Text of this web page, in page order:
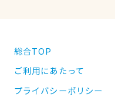
総合TOP
ご利用にあたって
プライバシーポリシー